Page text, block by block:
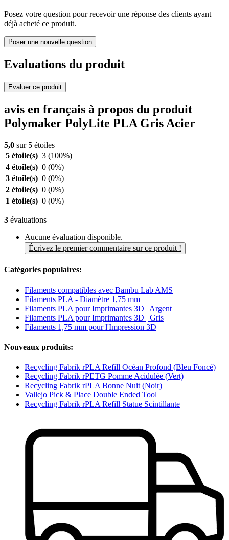
Posez votre question pour recevoir une réponse des clients ayant
déjà acheté ce produit.
Poser une nouvelle question
Evaluations du produit
Evaluer ce produit
avis en français à propos du produit
Polymaker PolyLite PLA Gris Acier
5,0 sur 5 étoiles
5 étoile(s) 3 (100%)
4 étoile(s) 0 (0%)
3 étoile(s) 0 (0%)
2 étoile(s) 0 (0%)
1 étoile(s) 0 (0%)
3 évaluations
Aucune évaluation disponible.
Écrivez le premier commentaire sur ce produit !
Catégories populaires:
Filaments compatibles avec Bambu Lab AMS
Filaments PLA - Diamètre 1,75 mm
Filaments PLA pour Imprimantes 3D | Argent
Filaments PLA pour Imprimantes 3D | Gris
Filaments 1,75 mm pour l'Impression 3D
Nouveaux produits:
Recycling Fabrik rPLA Refill Océan Profond (Bleu Foncé)
Recycling Fabrik rPETG Pomme Acidulée (Vert)
Recycling Fabrik rPLA Bonne Nuit (Noir)
Vallejo Pick & Place Double Ended Tool
Recycling Fabrik rPLA Refill Statue Scintillante